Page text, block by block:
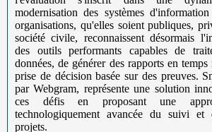
modernisation des systèmes
organisations, qu'elles soient publiques,
société civile, reconnaissent désormais
des outils performants capables de
données, de générer des rapports en
prise de décision basée sur des preuves.
par Webgram, représente une solution
ces défis en proposant une
technologiquement avancée du suivi et
projets.